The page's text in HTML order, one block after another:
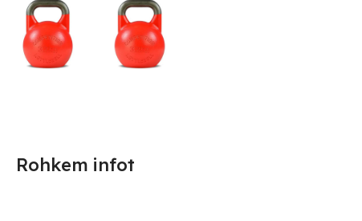
Rohkem infot